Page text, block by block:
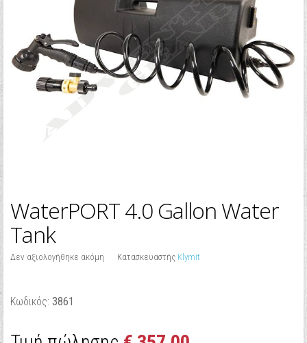
WaterPORT 4.0 Gallon Water
Tank
Δεν αξιολογήθηκε ακόμη Κατασκευαστής Klymit
Κωδικός: 3861